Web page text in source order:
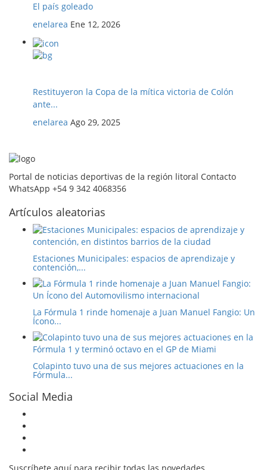
El país goleado
enelarea Ene 12, 2026
Restituyeron la Copa de la mítica victoria de Colón
ante...
enelarea Ago 29, 2025
Portal de noticias deportivas de la región litoral Contacto
WhatsApp +54 9 342 4068356
Artículos aleatorias
Estaciones Municipales: espacios de aprendizaje y
contención,...
La Fórmula 1 rinde homenaje a Juan Manuel Fangio: Un
Ícono...
Colapinto tuvo una de sus mejores actuaciones en la
Fórmula...
Social Media